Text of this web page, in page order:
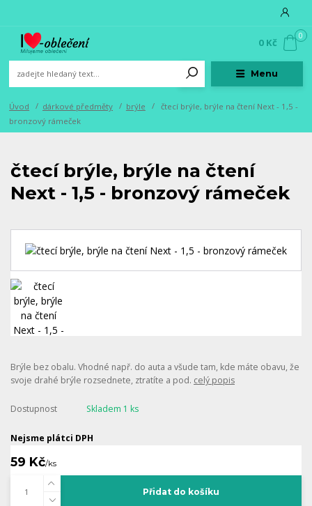
Menu
0
0 Kč
Úvod dárkové předměty brýle
čtecí brýle, brýle na čtení Next - 1,5 -
bronzový rámeček
čtecí brýle, brýle na čtení
Next - 1,5 - bronzový rámeček
Brýle bez obalu. Vhodné např. do auta a všude tam, kde máte obavu, že
svoje drahé brýle rozsednete, ztratíte a pod. celý popis
Dostupnost Skladem 1 ks
Nejsme plátci DPH
59 Kč/ks
Přidat do košíku